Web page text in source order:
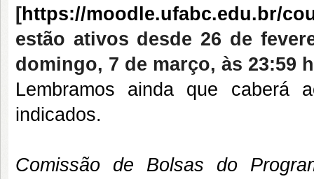
[https://moodle.ufabc.edu.br/
estão ativos desde 26 de
domingo, 7 de março, às 23:59
Lembramos ainda que caberá
indicados.
Comissão de Bolsas do